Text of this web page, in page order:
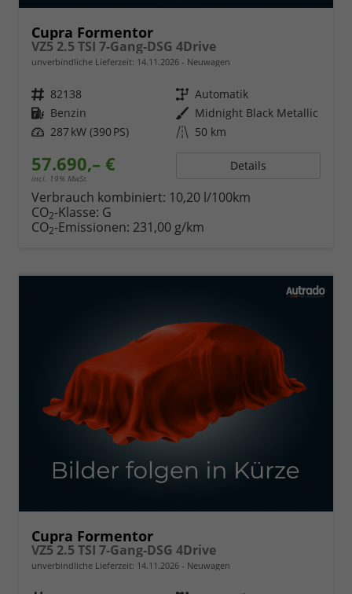
Cupra Formentor
VZ5 2.5 TSI 7-Gang-DSG 4Drive
unverbindliche Lieferzeit: 14.11.2026 Neuwagen
Fahrzeugnr. 82138 Getriebe Automatik
Kraftstoff Benzin Außenfarbe Midnight Black Metallic
Leistung 287 kW (390 PS) Kilometerstand 50 km
57.690,– €
incl. 19% MwSt.
Details
Verbrauch kombiniert: 10,20 l/100km
CO2-Klasse: G
CO2-Emissionen: 231,00 g/km
Cupra Formentor
VZ5 2.5 TSI 7-Gang-DSG 4Drive
unverbindliche Lieferzeit: 14.11.2026 Neuwagen